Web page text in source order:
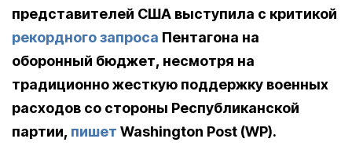
представителей США выступила с критикой
рекордного запроса Пентагона на
оборонный бюджет, несмотря на
традиционно жесткую поддержку военных
расходов со стороны Республиканской
партии, пишет Washington Post (WP).